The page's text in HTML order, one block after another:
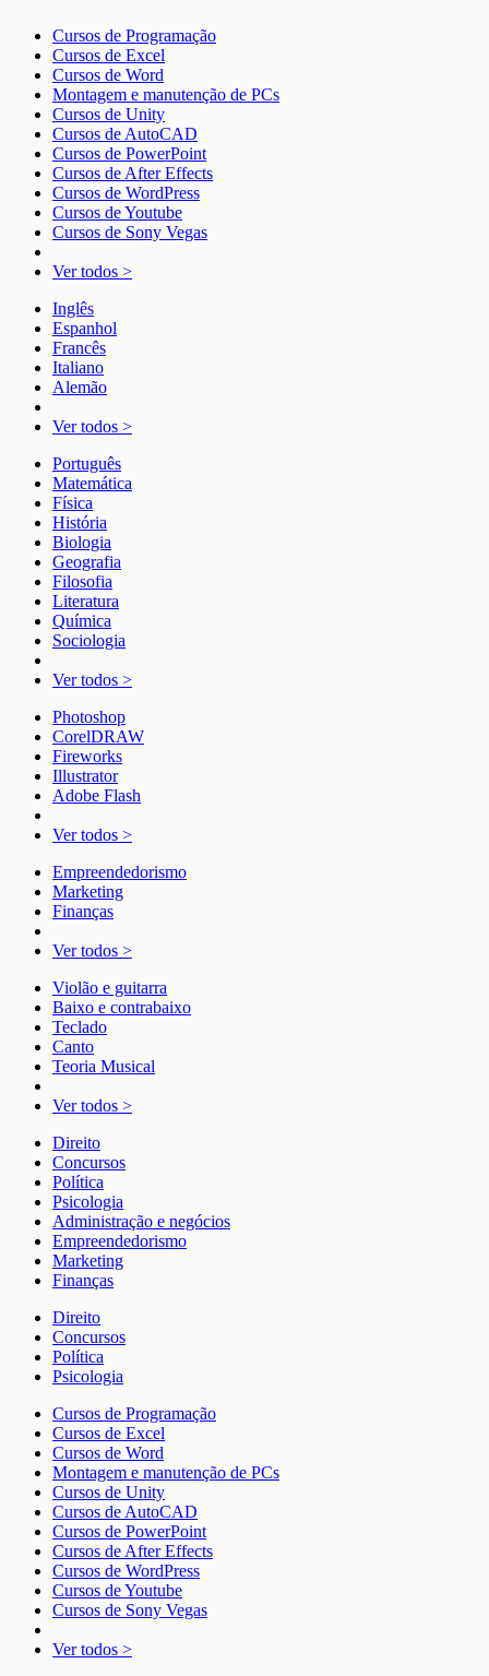
Cursos de Programação
Cursos de Excel
Cursos de Word
Montagem e manutenção de PCs
Cursos de Unity
Cursos de AutoCAD
Cursos de PowerPoint
Cursos de After Effects
Cursos de WordPress
Cursos de Youtube
Cursos de Sony Vegas
Ver todos >
Inglês
Espanhol
Francês
Italiano
Alemão
Ver todos >
Português
Matemática
Física
História
Biologia
Geografia
Filosofia
Literatura
Química
Sociologia
Ver todos >
Photoshop
CorelDRAW
Fireworks
Illustrator
Adobe Flash
Ver todos >
Empreendedorismo
Marketing
Finanças
Ver todos >
Violão e guitarra
Baixo e contrabaixo
Teclado
Canto
Teoria Musical
Ver todos >
Direito
Concursos
Política
Psicologia
Administração e negócios
Empreendedorismo
Marketing
Finanças
Direito
Concursos
Política
Psicologia
Cursos de Programação
Cursos de Excel
Cursos de Word
Montagem e manutenção de PCs
Cursos de Unity
Cursos de AutoCAD
Cursos de PowerPoint
Cursos de After Effects
Cursos de WordPress
Cursos de Youtube
Cursos de Sony Vegas
Ver todos >